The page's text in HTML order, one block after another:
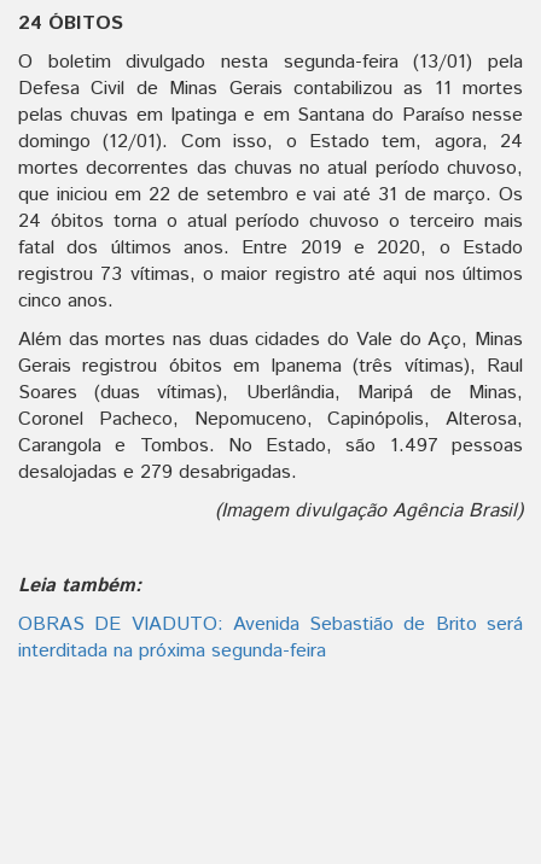
24 ÓBITOS
O boletim divulgado nesta segunda-feira (13/01) pela
Defesa Civil de Minas Gerais contabilizou as 11 mortes
pelas chuvas em Ipatinga e em Santana do Paraíso nesse
domingo (12/01). Com isso, o Estado tem, agora, 24
mortes decorrentes das chuvas no atual período chuvoso,
que iniciou em 22 de setembro e vai até 31 de março. Os
24 óbitos torna o atual período chuvoso o terceiro mais
fatal dos últimos anos. Entre 2019 e 2020, o Estado
registrou 73 vítimas, o maior registro até aqui nos últimos
cinco anos.
Além das mortes nas duas cidades do Vale do Aço, Minas
Gerais registrou óbitos em Ipanema (três vítimas), Raul
Soares (duas vítimas), Uberlândia, Maripá de Minas,
Coronel Pacheco, Nepomuceno, Capinópolis, Alterosa,
Carangola e Tombos. No Estado, são 1.497 pessoas
desalojadas e 279 desabrigadas.
(Imagem divulgação Agência Brasil)
Leia também:
OBRAS DE VIADUTO: Avenida Sebastião de Brito será
interditada na próxima segunda-feira